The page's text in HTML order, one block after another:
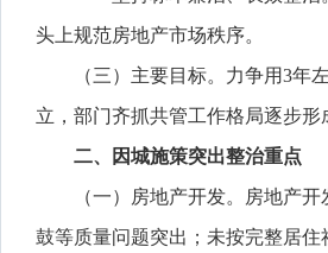
头上规范房地产市场秩序。
（三）主要目标。力争用3
立，部门齐抓共管工作格局逐步
二、因城施策突出整治重点
（一）房地产开发。房地产
鼓等质量问题突出；未按完整居